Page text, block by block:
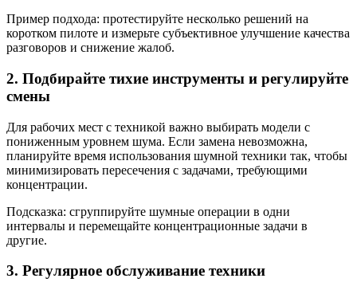
Пример подхода: протестируйте несколько решений на
коротком пилоте и измерьте субъективное улучшение качества
разговоров и снижение жалоб.
2. Подбирайте тихие инструменты и регулируйте
смены
Для рабочих мест с техникой важно выбирать модели с
пониженным уровнем шума. Если замена невозможна,
планируйте время использования шумной техники так, чтобы
минимизировать пересечения с задачами, требующими
концентрации.
Подсказка: сгруппируйте шумные операции в одни
интервалы и перемещайте концентрационные задачи в
другие.
3. Регулярное обслуживание техники